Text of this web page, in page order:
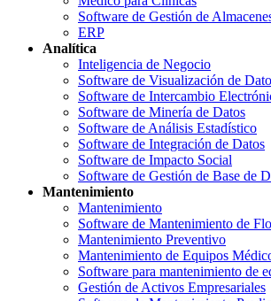
Software de Gestión de
ERP
Analítica
Inteligencia de Negocio
Software de Visualización de
Software de Intercambio
Software de Minería de Datos
Software de Análisis Estadístico
Software de Integración de Datos
Software de Impacto Social
Software de Gestión de Base de
Mantenimiento
Mantenimiento
Software de Mantenimiento de
Mantenimiento Preventivo
Mantenimiento de Equipos
Software para mantenimiento de
Gestión de Activos Empresariales